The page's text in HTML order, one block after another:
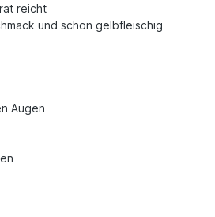
reicht
und schön gelbfleischig
Augen